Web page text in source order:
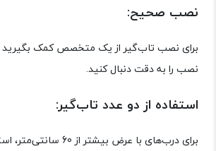
نصب صحیح:
برای نصب تاب‌گیر از یک متخصص کمک بگیرید
نصب را به دقت دنبال کنید.
استفاده از دو عدد تاب‌گیر:
برای درب‌های با عرض بیشتر